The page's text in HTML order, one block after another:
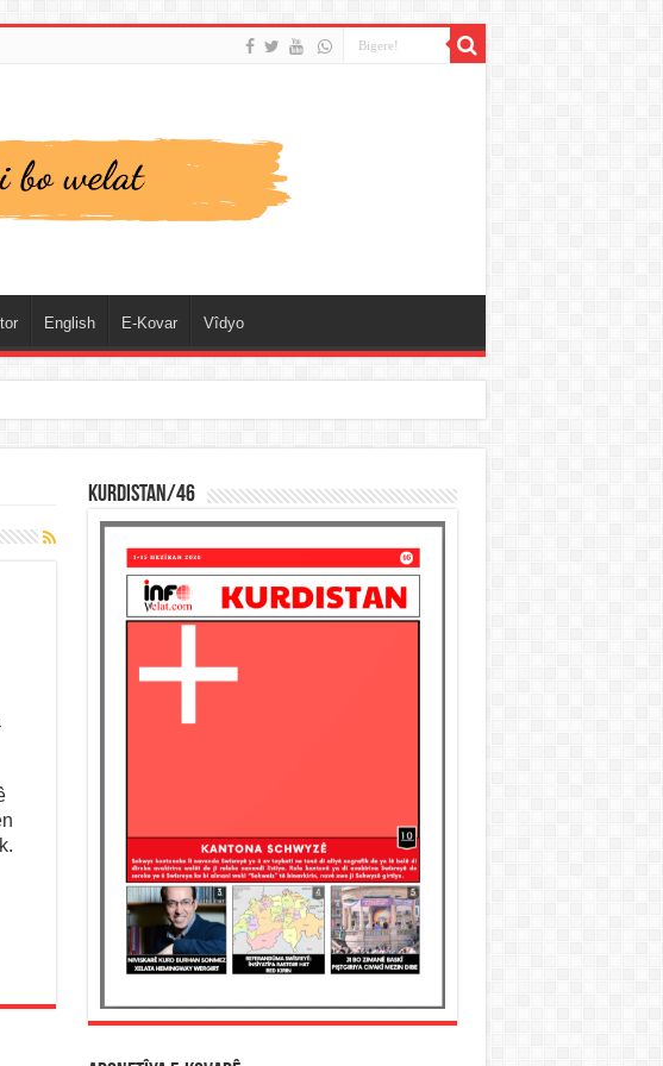
English E-Kovar Vîdyo
KURDISTAN/46